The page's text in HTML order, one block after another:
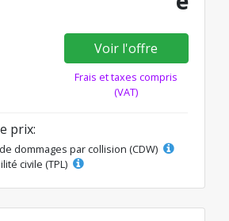
Voir l'offre
Frais et taxes compris
(VAT)
prix:
dommages par collision (CDW)
civile (TPL)